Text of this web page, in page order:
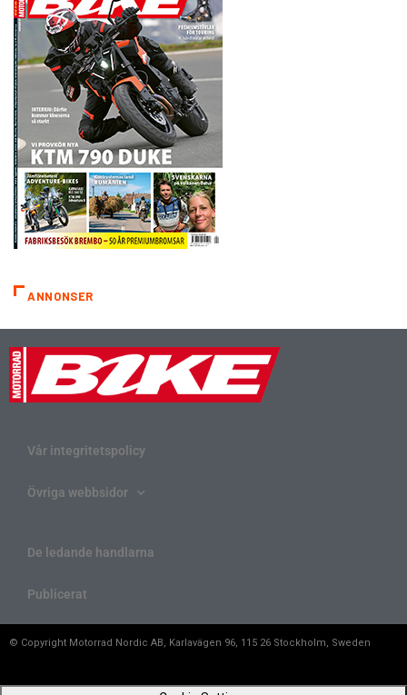
ANNONSER
Vår integritetspolicy
Övriga webbsidor
De ledande handlarna
Publicerat
© Copyright Motorrad Nordic AB, Karlavägen 96, 115 26 Stockholm, Sweden